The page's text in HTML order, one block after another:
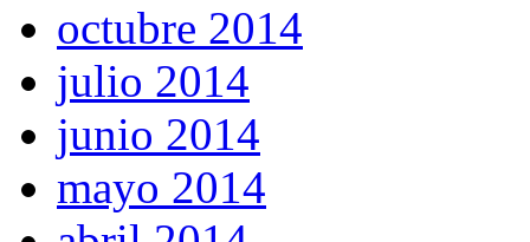
octubre 2014
julio 2014
junio 2014
mayo 2014